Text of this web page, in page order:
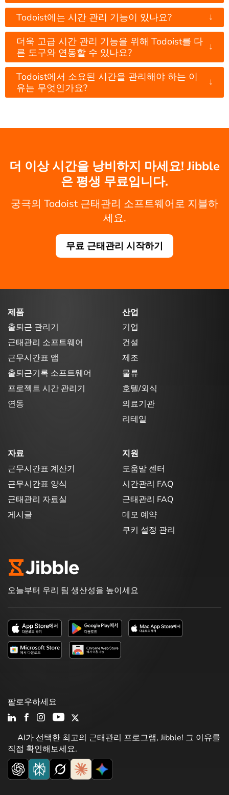
Todoist에는 시간 관리 기능이 있나요? ↓
더욱 고급 시간 관리 기능을 위해 Todoist를 다
른 도구와 연동할 수 있나요?
↓
Todoist에서 소요된 시간을 관리해야 하는 이
유는 무엇인가요?
↓
더 이상 시간을 낭비하지 마세요! Jibble
은 평생 무료입니다.
궁극의 Todoist 근태관리 소프트웨어로 지블하
세요.
무료 근태관리 시작하기
제품
출퇴근 관리기
근태관리 소프트웨어
근무시간표 앱
출퇴근기록 소프트웨어
프로젝트 시간 관리기
연동
산업
기업
건설
제조
물류
호텔/외식
의료기관
리테일
자료
근무시간표 계산기
근무시간표 양식
근태관리 자료실
게시글
지원
도움말 센터
시간관리 FAQ
근태관리 FAQ
데모 예약
쿠키 설정 관리
오늘부터 우리 팀 생산성을 높이세요
AI가 선택한 최고의 근태관리 프로그램, Jibble! 그 이유를
직접 확인해보세요.
팔로우하세요